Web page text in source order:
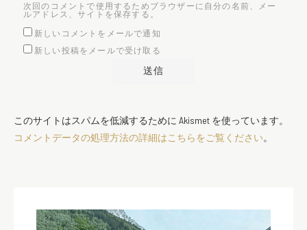
次回のコメントで使用するためブラウザーに自分の名前、メー
ルアドレス、サイトを保存する。
新しいコメントをメールで通知
新しい投稿をメールで受け取る
このサイトはスパムを低減するために Akismet を使っています。
コメントデータの処理方法の詳細はこちらをご覧ください。